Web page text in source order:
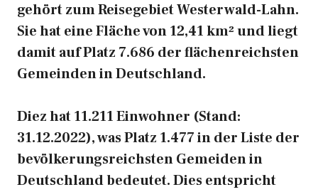
gehört zum Reisegebiet Westerwald-Lahn.
Sie hat eine Fläche von 12,41 km² und liegt
damit auf Platz 7.686 der flächenreichsten
Gemeinden in Deutschland.
Diez hat 11.211 Einwohner (Stand:
31.12.2022), was Platz 1.477 in der Liste der
bevölkerungsreichsten Gemeiden in
Deutschland bedeutet. Dies entspricht